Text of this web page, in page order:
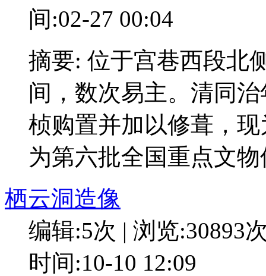
间:02-27 00:04
摘要: 位于宫巷西段北
间，数次易主。清同
桢购置并加以修葺，
为第六批全国重点文
栖云洞造像
编辑:5次 | 浏览:30893
时间:10-10 12:09